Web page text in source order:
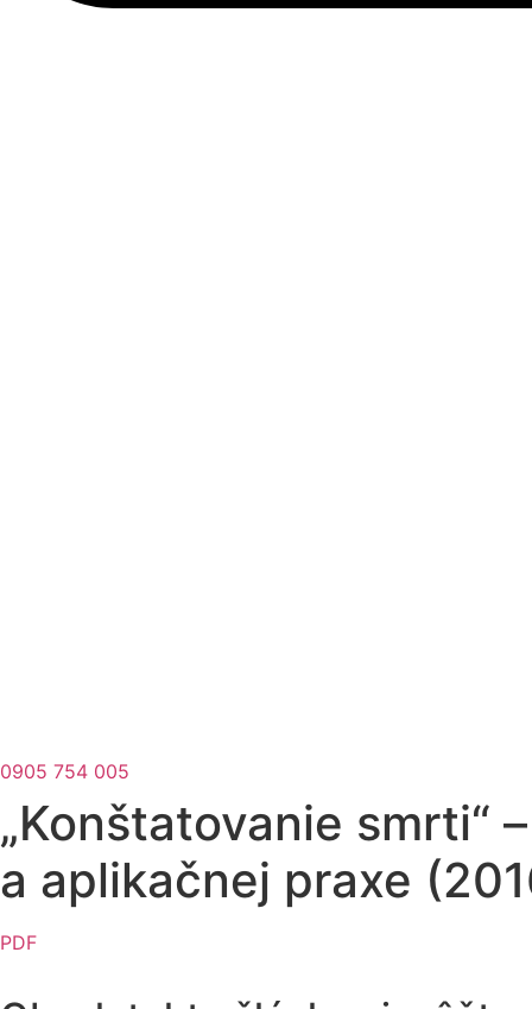
0905 754 005
„Konštatovanie smrti“
a aplikačnej praxe
PDF